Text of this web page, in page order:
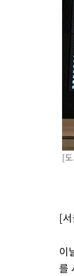
[속보
이란,
"낮 기
[속보]이
[단독]중
낮 최고
SK하이
여자배
외국인
[속보]
[속보]
[속보]종
외신들
11시간
[
[
이
를